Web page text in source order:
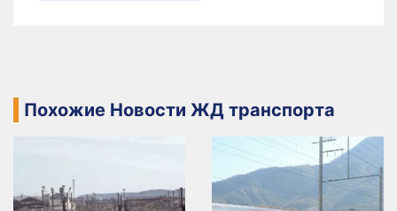
Похожие Новости ЖД транспорта